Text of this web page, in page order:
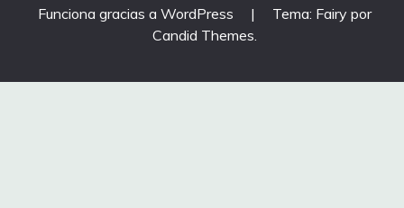
Funciona gracias a WordPress
|
Tema: Fairy por
Candid Themes